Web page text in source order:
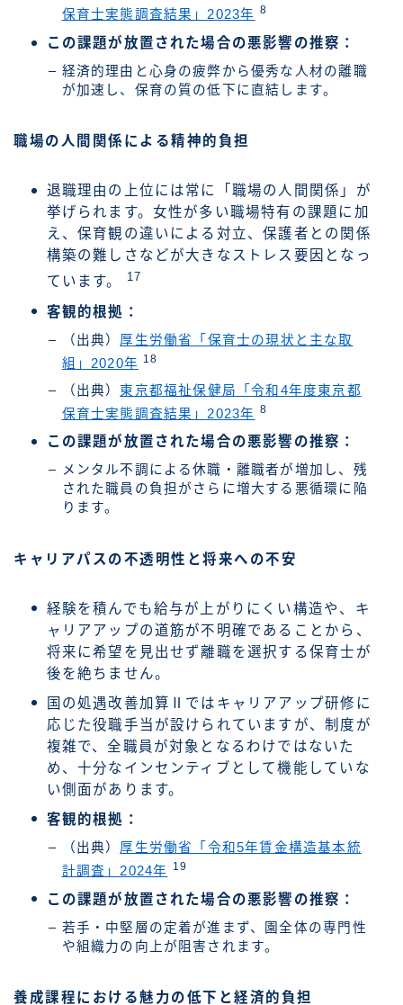
保育士実態調査結果」2023年 8
この課題が放置された場合の悪影響の推察：
経済的理由と心身の疲弊から優秀な人材の離職
が加速し、保育の質の低下に直結します。
職場の人間関係による精神的負担
退職理由の上位には常に「職場の人間関係」が
挙げられます。女性が多い職場特有の課題に加
え、保育観の違いによる対立、保護者との関係
構築の難しさなどが大きなストレス要因となっ
ています。
17
客観的根拠：
（出典） 厚生労働省「保育士の現状と主な取
組」2020年 18
（出典） 東京都福祉保健局「令和4年度東京都
保育士実態調査結果」2023年 8
この課題が放置された場合の悪影響の推察：
メンタル不調による休職・離職者が増加し、残
された職員の負担がさらに増大する悪循環に陥
ります。
キャリアパスの不透明性と将来への不安
経験を積んでも給与が上がりにくい構造や、キ
ャリアアップの道筋が不明確であることから、
将来に希望を見出せず離職を選択する保育士が
後を絶ちません。
国の処遇改善加算Ⅱではキャリアアップ研修に
応じた役職手当が設けられていますが、制度が
複雑で、全職員が対象となるわけではないた
め、十分なインセンティブとして機能していな
い側面があります。
客観的根拠：
（出典） 厚生労働省「令和5年賃金構造基本統
計調査」2024年
19
この課題が放置された場合の悪影響の推察：
若手・中堅層の定着が進まず、園全体の専門性
や組織力の向上が阻害されます。
養成課程における魅力の低下と経済的負担